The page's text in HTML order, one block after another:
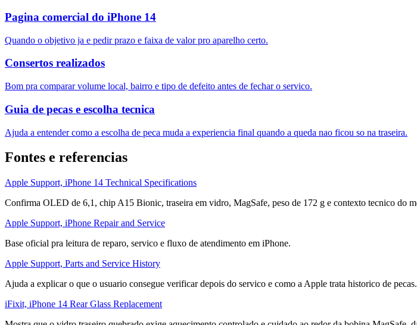
Pagina comercial do iPhone 14
Quando o objetivo ja e pedir prazo e faixa de valor pro aparelho certo.
Consertos realizados
Bom pra comparar volume local, bairro e tipo de defeito antes de fechar o servico.
Guia de pecas e escolha tecnica
Ajuda a entender como a escolha de peca muda a experiencia final quando a queda nao ficou so na traseira.
Fontes e referencias
Apple Support, iPhone 14 Technical Specifications
Confirma OLED de 6,1, chip A15 Bionic, traseira em vidro, MagSafe, peso de 172 g e contexto tecnico do
Apple Support, iPhone Repair and Service
Base oficial pra leitura de reparo, servico e fluxo de atendimento em iPhone.
Apple Support, Parts and Service History
Ajuda a explicar o que o usuario consegue verificar depois do servico e como a Apple trata historico de pecas.
iFixit, iPhone 14 Rear Glass Replacement